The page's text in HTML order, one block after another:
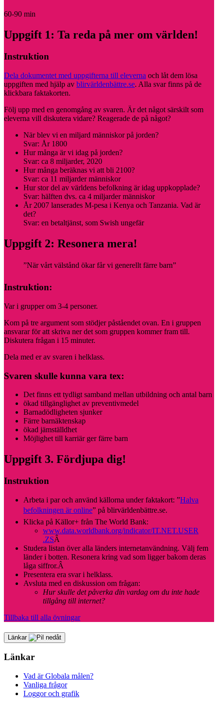
60-90 min
Uppgift 1: Ta reda på mer om världen!
Instruktion
Dela dokumentet med uppgifterna till eleverna och låt dem lösa
uppgiften med hjälp av blirvärldenbättre.se. Alla svar finns på de
klickbara faktakorten.
Följ upp med en genomgång av svaren. Är det något särskilt som
eleverna vill diskutera vidare? Reagerade de på något?
När blev vi en miljard människor på jorden?
Svar: År 1800
Hur många är vi idag på jorden?
Svar: ca 8 miljarder, 2020
Hur många beräknas vi att bli 2100?
Svar: ca 11 miljarder människor
Hur stor del av världens befolkning är idag uppkopplade?
Svar: hälften dvs. ca 4 miljarder människor
År 2007 lanserades M-pesa i Kenya och Tanzania. Vad är
det?
Svar: en betaltjänst, som Swish ungefär
Uppgift 2: Resonera mera!
”När vårt välstånd ökar får vi generellt färre barn”
Instruktion:
Var i grupper om 3-4 personer.
Kom på tre argument som stödjer påståendet ovan. En i gruppen
ansvarar för att skriva ner det som gruppen kommer fram till.
Diskutera frågan i 15 minuter.
Dela med er av svaren i helklass.
Svaren skulle kunna vara tex:
Det finns ett tydligt samband mellan utbildning och antal barn
ökad tillgänglighet av preventivmedel
Barnadödligheten sjunker
Färre barnäktenskap
ökad jämställdhet
Möjlighet till karriär ger färre barn
Uppgift 3. Fördjupa dig!
Instruktion
Arbeta i par och använd källorna under faktakort: ”Halva
befolkningen är online” på blirvärldenbättre.se.
Klicka på Källor+ från The World Bank:
www.data.worldbank.org/indicator/IT.NET.USER
.ZSÂ
Studera listan över alla länders internetanvändning. Välj fem
länder i botten. Resonera kring vad som ligger bakom deras
låga siffror.Â
Presentera era svar i helklass.
Avsluta med en diskussion om frågan:
Hur skulle det påverka din vardag om du inte hade
tillgång till internet?
Tillbaka till alla övningar
Länkar
Länkar
Vad är Globala målen?
Vanliga frågor
Loggor och grafik